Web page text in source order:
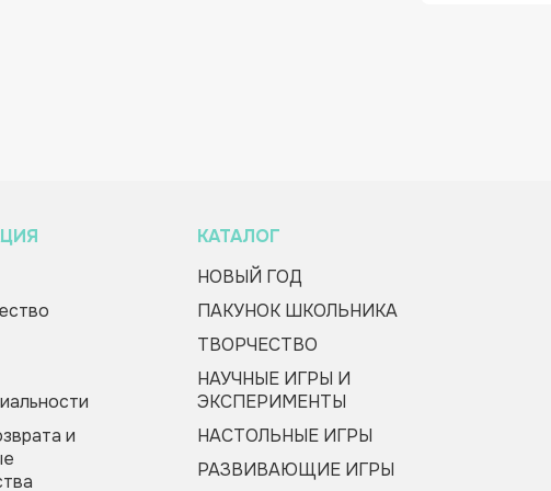
и
КАТАЛОГ
НОВЫЙ ГОД
ПАКУНОК ШКОЛЬНИКА
ТВОРЧЕСТВО
НАУЧНЫЕ ИГРЫ И
ЭКСПЕРИМЕНТЫ
НАСТОЛЬНЫЕ ИГРЫ
РАЗВИВАЮЩИЕ ИГРЫ